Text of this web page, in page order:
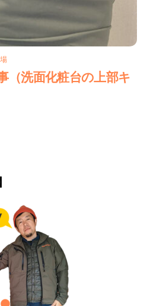
（洗面化粧台の上部キ